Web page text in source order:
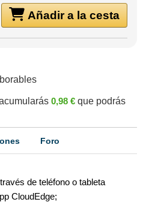
Añadir a la cesta
0,98 € que podrás
Foro
de teléfono o tableta
CloudEdge;